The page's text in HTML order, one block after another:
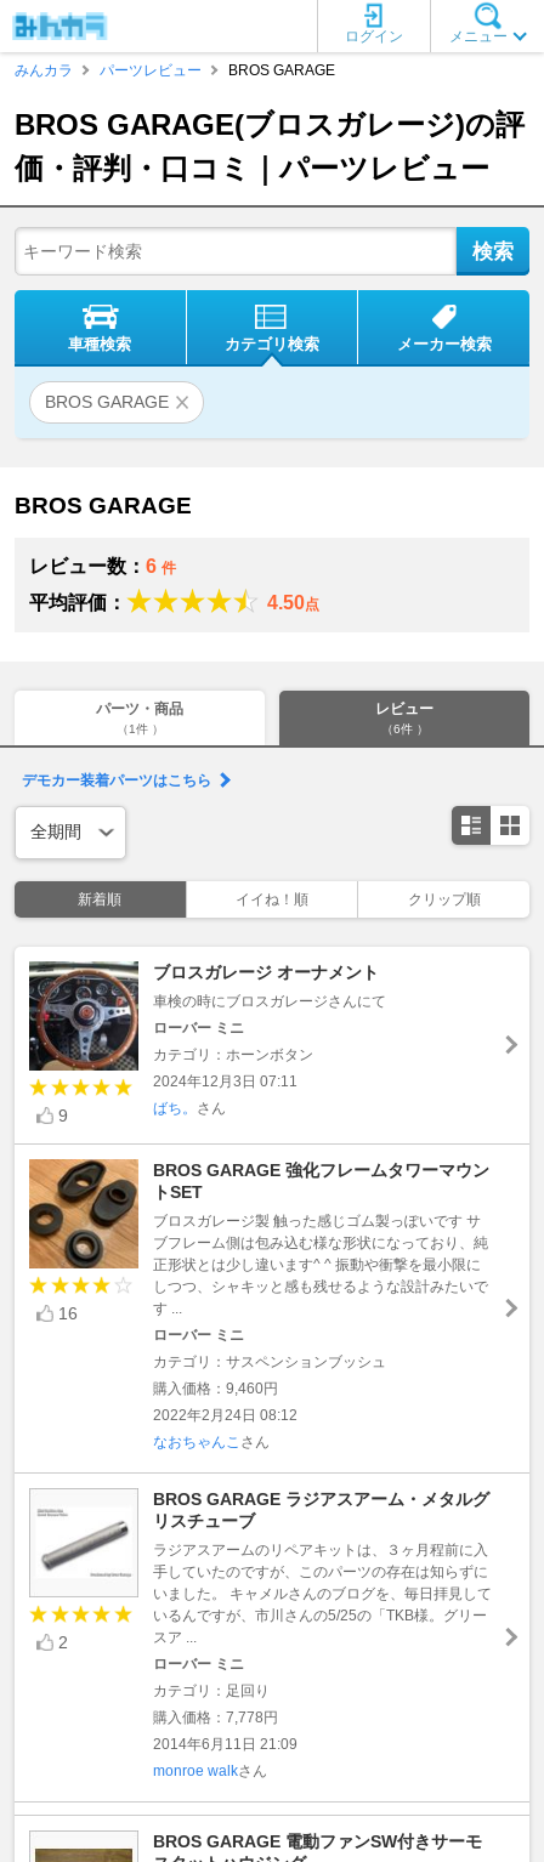
メニュー
ログイン
みんカラ
パーツレビュー BROS GARAGE
BROS GARAGE(ブロスガレージ)の評
価・評判・口コミ｜パーツレビュー
車種検索 カテゴリ検索 メーカー検索
BROS GARAGE
BROS GARAGE
レビュー数： 6 件
平均評価： 4.50点
パーツ・商品
（1件 ）
レビュー
（6件 ）
デモカー装着パーツはこちら
新着順 イイね！順 クリップ順
9
ブロスガレージ オーナメント
車検の時にブロスガレージさんにて
ローバー ミニ
カテゴリ：ホーンボタン
2024年12月3日 07:11
ばち。 さん
16
BROS GARAGE 強化フレームタワーマウン
トSET
ブロスガレージ製 触った感じゴム製っぽいです サ
ブフレーム側は包み込む様な形状になっており、純
正形状とは少し違います^ ^ 振動や衝撃を最小限に
しつつ、シャキッと感も残せるような設計みたいで
す ...
ローバー ミニ
カテゴリ：サスペンションブッシュ
購入価格：9,460円
2022年2月24日 08:12
なおちゃんこ さん
2
BROS GARAGE ラジアスアーム・メタルグ
リスチューブ
ラジアスアームのリペアキットは、３ヶ月程前に入
手していたのですが、このパーツの存在は知らずに
いました。 キャメルさんのブログを、毎日拝見して
いるんですが、市川さんの5/25の「TKB様。グリー
スア ...
ローバー ミニ
カテゴリ：足回り
購入価格：7,778円
2014年6月11日 21:09
monroe walkさん
BROS GARAGE 電動ファンSW付きサーモ